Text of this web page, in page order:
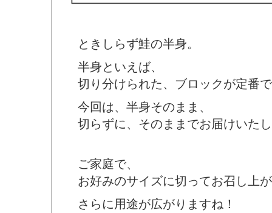
ときしらず鮭の半身。
半身といえば、
切り分けられた、ブロックが定番
今回は、半身そのまま、
切らずに、そのままでお届けいた
ご家庭で、
お好みのサイズに切ってお召し上
さらに用途が広がりますね！